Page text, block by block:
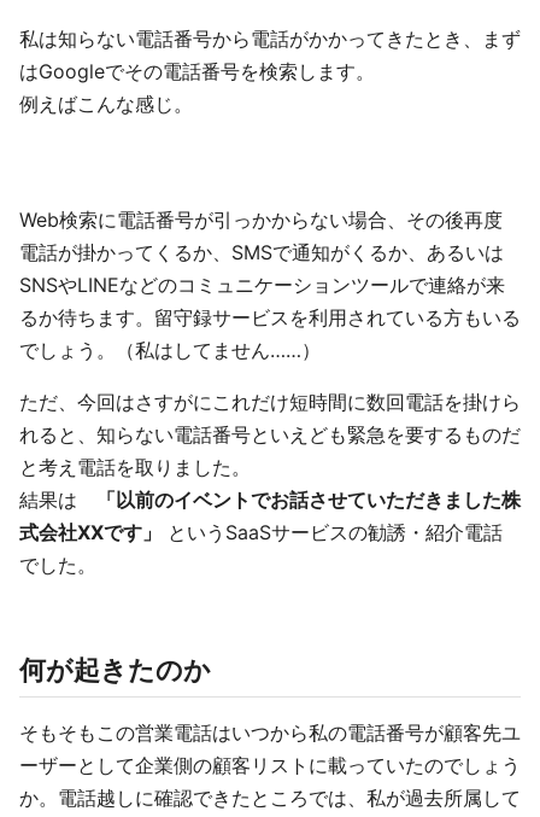
私は知らない電話番号から電話がかかってきたとき、まず
はGoogleでその電話番号を検索します。
例えばこんな感じ。
Web検索に電話番号が引っかからない場合、その後再度
電話が掛かってくるか、SMSで通知がくるか、あるいは
SNSやLINEなどのコミュニケーションツールで連絡が来
るか待ちます。留守録サービスを利用されている方もいる
でしょう。（私はしてません……）
ただ、今回はさすがにこれだけ短時間に数回電話を掛けら
れると、知らない電話番号といえども緊急を要するものだ
と考え電話を取りました。
結果は
「以前のイベントでお話させていただきました株
式会社XXです」
というSaaSサービスの勧誘・紹介電話
でした。
何が起きたのか
そもそもこの営業電話はいつから私の電話番号が顧客先ユ
ーザーとして企業側の顧客リストに載っていたのでしょう
か。電話越しに確認できたところでは、私が過去所属して